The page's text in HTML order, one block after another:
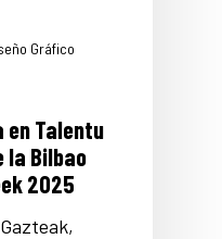
Gráfico
en Talentu
la Bilbao
2025